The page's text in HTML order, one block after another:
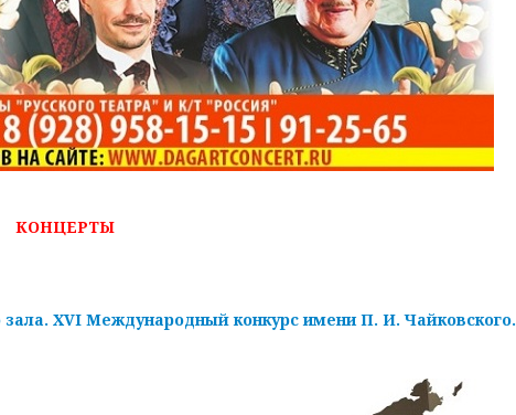
КОНЦЕРТЫ
зала. XVI Международный конкурс имени П. И. Чайковского.